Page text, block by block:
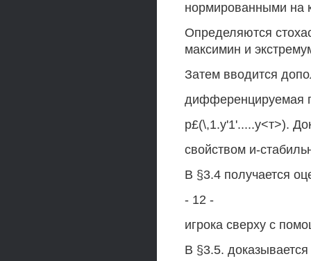
нормированными на
Определяются
максимин и
Затем вводится
дифференцируемая
р£(\,1.у'1'.....у<т>).
свойством и-
В §3.4 получается
- 12 -
игрока сверху с
В §3.5.